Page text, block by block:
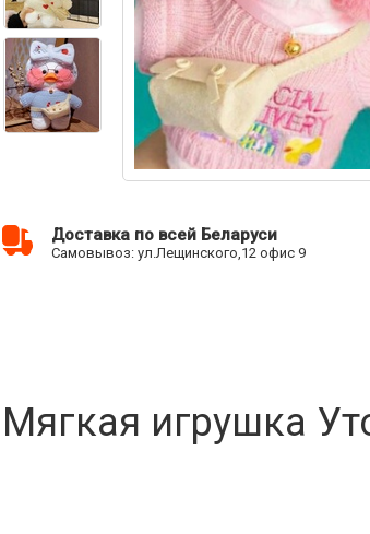
Доставка по всей Беларуси
Самовывоз: ул.Лещинского,12 офис 9
Мягкая игрушка